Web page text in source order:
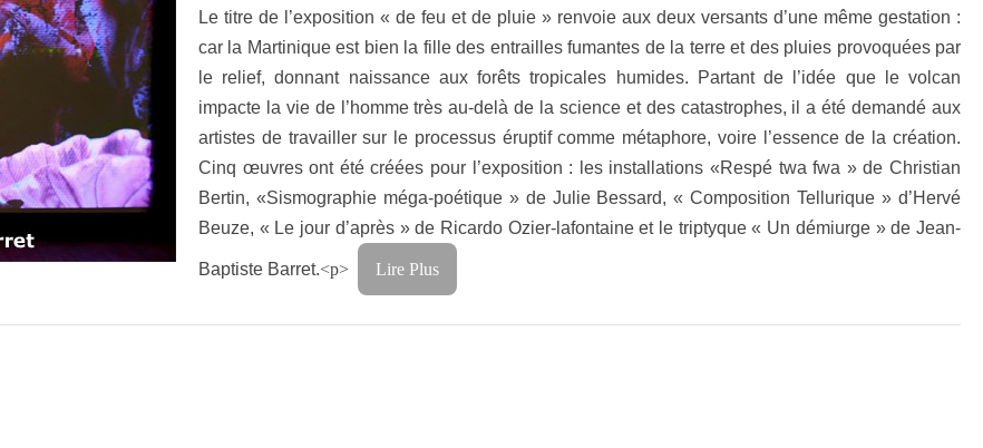
Le titre de l’exposition « de feu et de pluie » renvoie aux deux versants d’une même gestation :
car la Martinique est bien la fille des entrailles fumantes de la terre et des pluies provoquées par
le relief, donnant naissance aux forêts tropicales humides. Partant de l’idée que le volcan
impacte la vie de l’homme très au-delà de la science et des catastrophes, il a été demandé aux
artistes de travailler sur le processus éruptif comme métaphore, voire l’essence de la création.
Cinq œuvres ont été créées pour l’exposition : les installations «Respé twa fwa » de Christian
Bertin, «Sismographie méga-poétique » de Julie Bessard, « Composition Tellurique » d’Hervé
Beuze, « Le jour d’après » de Ricardo Ozier-lafontaine et le triptyque « Un démiurge » de Jean-
Baptiste Barret.<p> Lire Plus